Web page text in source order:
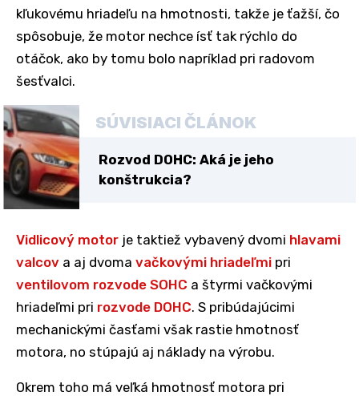
kľukovému hriadeľu na hmotnosti, takže je ťažší, čo
spôsobuje, že motor nechce ísť tak rýchlo do
otáčok, ako by tomu bolo napríklad pri radovom
šesťvalci.
SÚVISIACI ČLÁNOK
Rozvod DOHC: Aká je jeho
konštrukcia?
Vidlicový motor je taktiež vybavený dvomi hlavami
valcov a aj dvoma vačkovými hriadeľmi pri
ventilovom rozvode SOHC a štyrmi vačkovými
hriadeľmi pri rozvode DOHC. S pribúdajúcimi
mechanickými časťami však rastie hmotnosť
motora, no stúpajú aj náklady na výrobu.
Okrem toho má veľká hmotnosť motora pri